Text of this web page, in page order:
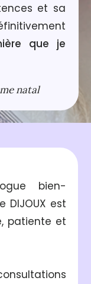
et sa
que je
natal
bien-
DIJOUX est
patiente et